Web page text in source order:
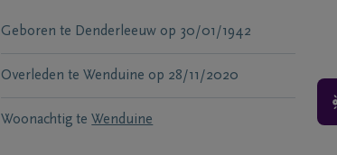
Geboren te Denderleeuw op 30/01/1942
Overleden te Wenduine op 28/11/2020
Woonachtig te Wenduine